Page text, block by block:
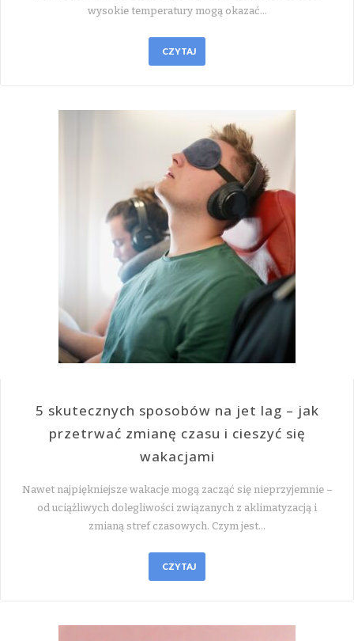
wysokie temperatury mogą okazać…
CZYTAJ
5 skutecznych sposobów na jet lag – jak
przetrwać zmianę czasu i cieszyć się
wakacjami
Nawet najpiękniejsze wakacje mogą zacząć się nieprzyjemnie –
od uciążliwych dolegliwości związanych z aklimatyzacją i
zmianą stref czasowych. Czym jest…
CZYTAJ